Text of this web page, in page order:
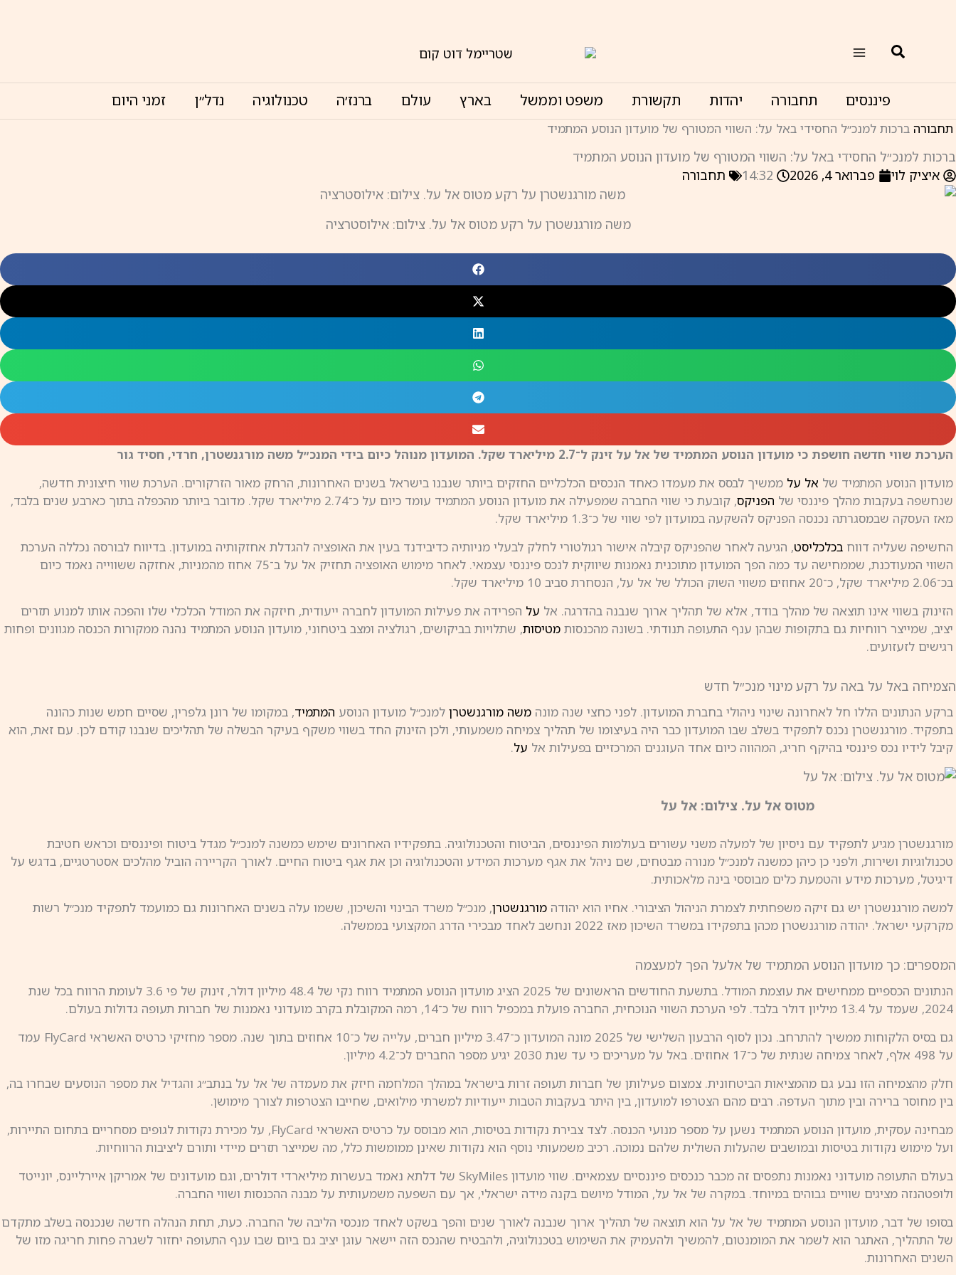
חיפוש
פיננסים תחבורה יהדות תקשורת משפט וממשל בארץ עולם ברנז׳ה טכנולוגיה נדל״ן זמני היום
תחבורה ברכות למנכ״ל החסידי באל על: השווי המטורף של מועדון הנוסע המתמיד
ברכות למנכ״ל החסידי באל על: השווי המטורף של מועדון הנוסע המתמיד
איציק לוי
פברואר 4, 2026 14:32 תחבורה
משה מורגנשטרן על רקע מטוס אל על. צילום: אילוסטרציה
הערכת שווי חדשה חושפת כי מועדון הנוסע המתמיד של אל על זינק ל־2.7 מיליארד שקל. המועדון מנוהל כיום בידי המנכ״ל משה מורגנשטרן, חרדי, חסיד גור
מועדון הנוסע המתמיד של אל על ממשיך לבסס את מעמדו כאחד הנכסים הכלכליים החזקים ביותר שנבנו בישראל בשנים האחרונות, הרחק מאור הזרקורים. הערכת שווי חיצונית חדשה,
שנחשפה בעקבות מהלך פיננסי של הפניקס
, קובעת כי שווי החברה שמפעילה את מועדון הנוסע המתמיד עומד כיום על כ־2.74 מיליארד שקל. מדובר ביותר מהכפלה בתוך כארבע שנים בלבד,
מאז העסקה שבמסגרתה נכנסה הפניקס להשקעה במועדון לפי שווי של כ־1.3 מיליארד שקל.
החשיפה שעליה דווחבכלכליסט, הגיעה לאחר שהפניקס קיבלה אישור רגולטורי לחלק לבעלי מניותיה כדיבידנד בעין את האופציה להגדלת אחזקותיה במועדון. בדיווח לבורסה נכללה הערכת
השווי המעודכנת, שממחישה עד כמה הפך המועדון מתוכנית נאמנות שיווקית לנכס פיננסי עצמאי. לאחר מימוש האופציה תחזיק אל על ב־75 אחוז מהמניות, אחזקה ששווייה נאמד כיום
בכ־2.06 מיליארד שקל, כ־20 אחוזים משווי השוק הכולל של אל על, הנסחרת סביב 10 מיליארד שקל.
הזינוק בשווי אינו תוצאה של מהלך בודד, אלא של תהליך ארוך שנבנה בהדרגה. אל על הפרידה את פעילות המועדון לחברה ייעודית, חיזקה את המודל הכלכלי שלו והפכה אותו למנוע תזרים
יציב, שמייצר רווחיות גם בתקופות שבהן ענף התעופה תנודתי. בשונה מהכנסותמטיסות, שתלויות בביקושים, רגולציה ומצב ביטחוני, מועדון הנוסע המתמיד נהנה ממקורות הכנסה מגוונים ופחות
רגישים לזעזועים.
הצמיחה באל על באה על רקע מינוי מנכ״ל חדש
ברקע הנתונים הללו חל לאחרונה שינוי ניהולי בחברת המועדון. לפני כחצי שנה מונהמשה מורגנשטרן למנכ״ל מועדון הנוסע המתמיד, במקומו של רונן גלפרין, שסיים חמש שנות כהונה
בתפקיד. מורגנשטרן נכנס לתפקיד בשלב שבו המועדון כבר היה בעיצומו של תהליך צמיחה משמעותי, ולכן הזינוק החד בשווי משקף בעיקר הבשלה של תהליכים שנבנו קודם לכן. עם זאת, הוא
קיבל לידיו נכס פיננסי בהיקף חריג, המהווה כיום אחד העוגנים המרכזיים בפעילות אל על.
מטוס אל על. צילום: אל על
מורגנשטרן מגיע לתפקיד עם ניסיון של למעלה משני עשורים בעולמות הפיננסים, הביטוח והטכנולוגיה. בתפקידיו האחרונים שימש כמשנה למנכ״ל מגדל ביטוח ופיננסים וכראש חטיבת
טכנולוגיות ושירות, ולפני כן כיהן כמשנה למנכ״ל מנורה מבטחים, שם ניהל את אגף מערכות המידע והטכנולוגיה וכן את אגף ביטוח החיים. לאורך הקריירה הוביל מהלכים אסטרטגיים, בדגש על
דיגיטל, מערכות מידע והטמעת כלים מבוססי בינה מלאכותית.
למשה מורגנשטרן יש גם זיקה משפחתית לצמרת הניהול הציבורי. אחיו הוא יהודהמורגנשטרן, מנכ״ל משרד הבינוי והשיכון, ששמו עלה בשנים האחרונות גם כמועמד לתפקיד מנכ״ל רשות
מקרקעי ישראל. יהודה מורגנשטרן מכהן בתפקידו במשרד השיכון מאז 2022 ונחשב לאחד מבכירי הדרג המקצועי בממשלה.
המספרים: כך מועדון הנוסע המתמיד של אלעל הפך למעצמה
הנתונים הכספיים ממחישים את עוצמת המודל. בתשעת החודשים הראשונים של 2025 הציג מועדון הנוסע המתמיד רווח נקי של 48.4 מיליון דולר, זינוק של פי 3.6 לעומת הרווח בכל שנת
2024, שעמד על 13.4 מיליון דולר בלבד. לפי הערכת השווי הנוכחית, החברה פועלת במכפיל רווח של כ־14, רמה המקובלת בקרב מועדוני נאמנות של חברות תעופה גדולות בעולם.
גם בסיס הלקוחות ממשיך להתרחב. נכון לסוף הרבעון השלישי של 2025 מונה המועדון כ־3.47 מיליון חברים, עלייה של כ־10 אחוזים בתוך שנה. מספר מחזיקי כרטיס האשראי FlyCard עמד
על 498 אלף, לאחר צמיחה שנתית של כ־17 אחוזים. באל על מעריכים כי עד שנת 2030 יגיע מספר החברים לכ־4.2 מיליון.
חלק מהצמיחה הזו נבע גם מהמציאות הביטחונית. צמצום פעילותן של חברות תעופה זרות בישראל במהלך המלחמה חיזק את מעמדה של אל על בנתב״ג והגדיל את מספר הנוסעים שבחרו בה,
בין מחוסר ברירה ובין מתוך העדפה. רבים מהם הצטרפו למועדון, בין היתר בעקבות הטבות ייעודיות למשרתי מילואים, שחייבו הצטרפות לצורך מימושן.
מבחינה עסקית, מועדון הנוסע המתמיד נשען על מספר מנועי הכנסה. לצד צבירת נקודות בטיסות, הוא מבוסס על כרטיס האשראי FlyCard, על מכירת נקודות לגופים מסחריים בתחום התיירות,
ועל מימוש נקודות בטיסות ובמושבים שהעלות השולית שלהם נמוכה. רכיב משמעותי נוסף הוא נקודות שאינן ממומשות כלל, מה שמייצר תזרים מיידי ותורם ליציבות הרווחיות.
בעולם התעופה מועדוני נאמנות נתפסים זה מכבר כנכסים פיננסיים עצמאיים. שווי מועדון SkyMiles של דלתא נאמד בעשרות מיליארדי דולרים, וגם מועדונים של אמריקן איירליינס, יונייטד
ולופטהנזה מציגים שוויים גבוהים במיוחד. במקרה של אל על, המודל מיושם בקנה מידה ישראלי, אך עם השפעה משמעותית על מבנה ההכנסות ושווי החברה.
בסופו של דבר, מועדון הנוסע המתמיד של אל על הוא תוצאה של תהליך ארוך שנבנה לאורך שנים והפך בשקט לאחד מנכסי הליבה של החברה. כעת, תחת הנהלה חדשה שנכנסה בשלב מתקדם
של התהליך, האתגר הוא לשמר את המומנטום, להמשיך ולהעמיק את השימוש בטכנולוגיה, ולהבטיח שהנכס הזה יישאר עוגן יציב גם ביום שבו ענף התעופה יחזור לשגרה פחות חריגה מזו של
השנים האחרונות.